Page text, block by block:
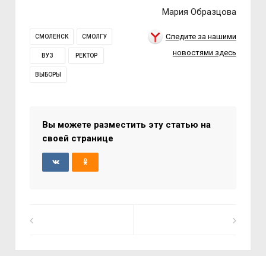
Мария Образцова
СМОЛЕНСК СМОЛГУ
ВУЗ РЕКТОР
ВЫБОРЫ
Следите за нашими
новостями здесь
Вы можете разместить эту статью на
своей странице